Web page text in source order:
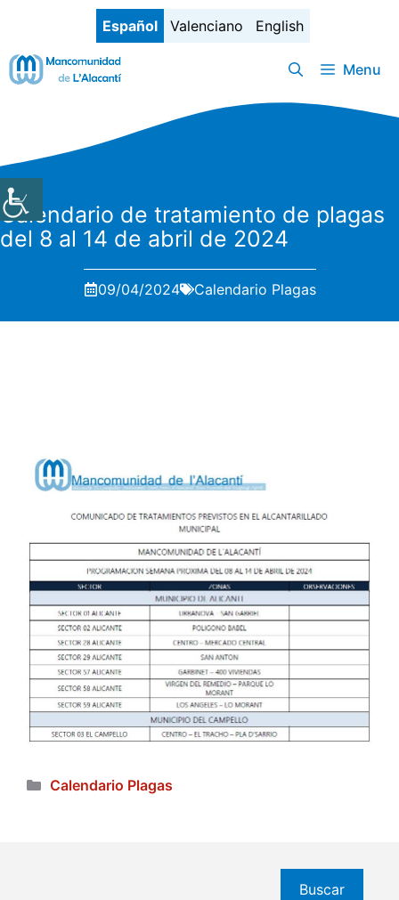
contenido
Español Valenciano English
Menu
Calendario de tratamiento de plagas
del 8 al 14 de abril de 2024
09/04/2024 Calendario Plagas
Categorías
Calendario Plagas
Buscar